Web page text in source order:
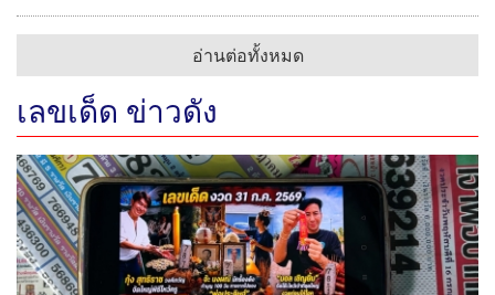
อ่านต่อทั้งหมด
เลขเด็ด ข่าวดัง